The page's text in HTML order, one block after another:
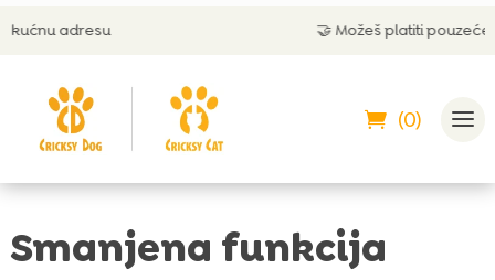
🤝 Možeš platiti pouzećem
(0)
Smanjena funkcija